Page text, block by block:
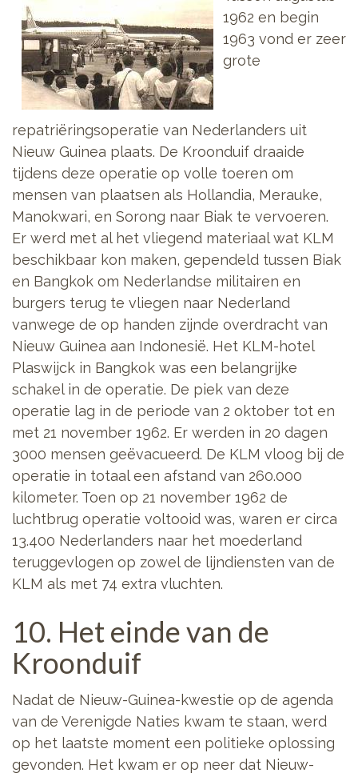
1962 en begin
1963 vond er zeer
grote
repatriëringsoperatie van Nederlanders uit
Nieuw Guinea plaats. De Kroonduif draaide
tijdens deze operatie op volle toeren om
mensen van plaatsen als Hollandia, Merauke,
Manokwari, en Sorong naar Biak te vervoeren.
Er werd met al het vliegend materiaal wat KLM
beschikbaar kon maken, gependeld tussen Biak
en Bangkok om Nederlandse militairen en
burgers terug te vliegen naar Nederland
vanwege de op handen zijnde overdracht van
Nieuw Guinea aan Indonesië. Het KLM-hotel
Plaswijck in Bangkok was een belangrijke
schakel in de operatie. De piek van deze
operatie lag in de periode van 2 oktober tot en
met 21 november 1962. Er werden in 20 dagen
3000 mensen geëvacueerd. De KLM vloog bij de
operatie in totaal een afstand van 260.000
kilometer. Toen op 21 november 1962 de
luchtbrug operatie voltooid was, waren er circa
13.400 Nederlanders naar het moederland
teruggevlogen op zowel de lijndiensten van de
KLM als met 74 extra vluchten.
10. Het einde van de
Kroonduif
Nadat de Nieuw-Guinea-kwestie op de agenda
van de Verenigde Naties kwam te staan, werd
op het laatste moment een politieke oplossing
gevonden. Het kwam er op neer dat Nieuw-